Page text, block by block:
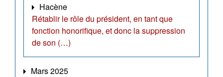
Hacène
Rétablir le rôle du président, en tant que
fonction honorifique, et donc la suppression
de son (…)
Mars 2025